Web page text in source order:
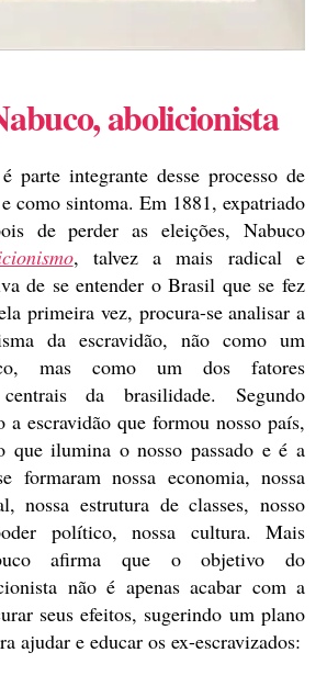
abolicionista
parte integrante desse processo de
como sintoma. Em 1881, expatriado
de perder as eleições, Nabuco
, talvez a mais radical e
de se entender o Brasil que se fez
primeira vez, procura-se analisar a
da escravidão, não como um
mas como um dos fatores
da brasilidade. Segundo
a escravidão que formou nosso país,
que ilumina o nosso passado e é a
formaram nossa economia, nossa
nossa estrutura de classes, nosso
político, nossa cultura. Mais
afirma que o objetivo do
não é apenas acabar com a
seus efeitos, sugerindo um plano
ajudar e educar os ex-escravizados: